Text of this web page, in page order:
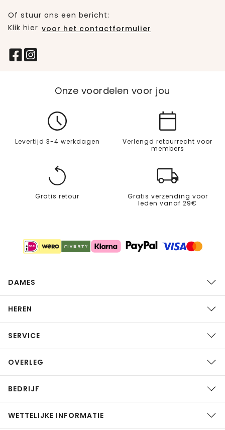
Of stuur ons een bericht:
Klik hier voor het contactformulier
Onze voordelen voor jou
Levertijd 3-4 werkdagen
Verlengd retourrecht voor
members
Gratis retour
Gratis verzending voor
leden vanaf 29€
DAMES
HEREN
SERVICE
OVERLEG
BEDRIJF
WETTELIJKE INFORMATIE